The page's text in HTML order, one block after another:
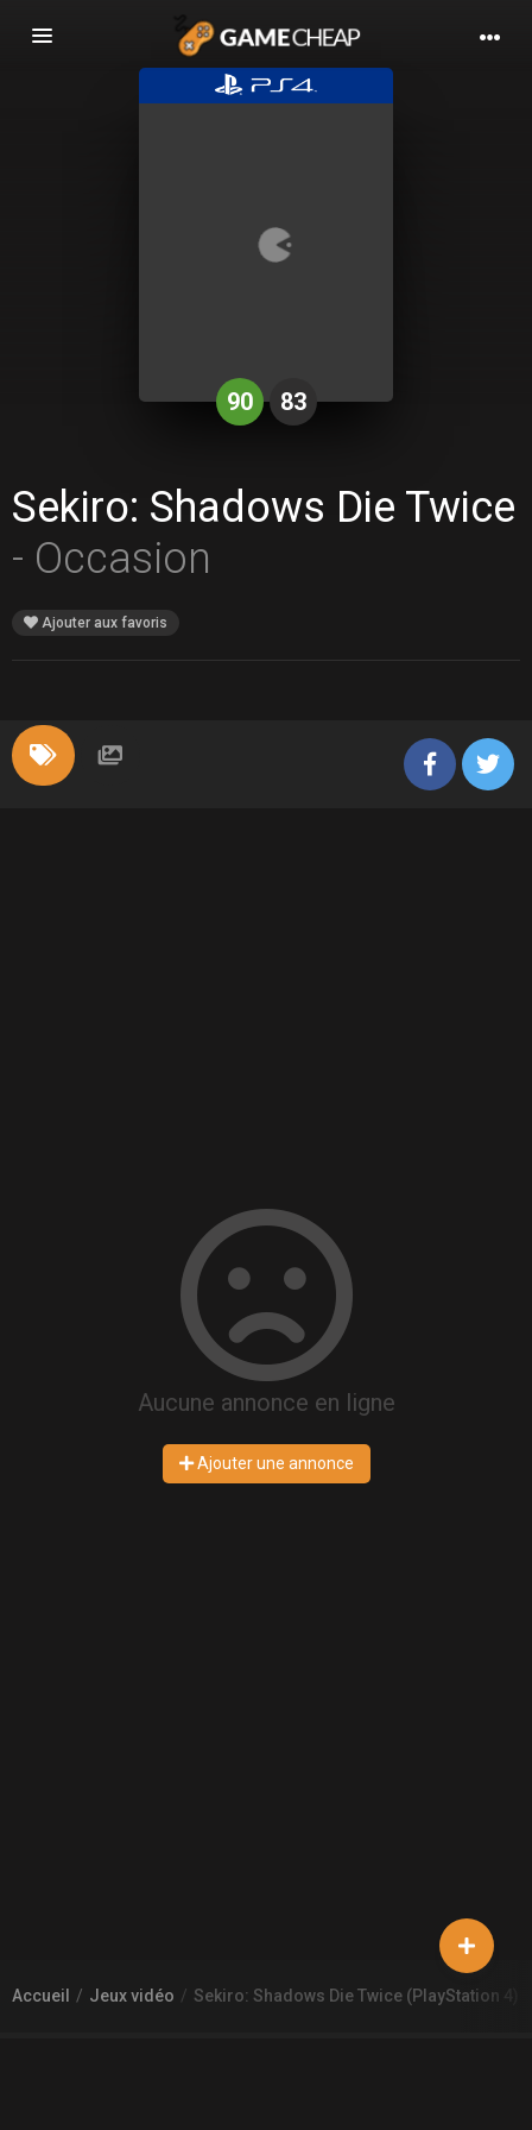
Basculer
90 83
Sekiro: Shadows Die Twice
- Occasion
Ajouter aux favoris
Aucune annonce en ligne
Ajouter une annonce
Accueil Jeux vidéo Sekiro: Shadows Die Twice (PlayStation 4)